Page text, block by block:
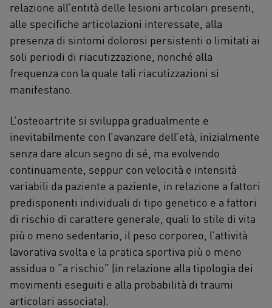
relazione all’entità delle lesioni articolari presenti,
alle specifiche articolazioni interessate, alla
presenza di sintomi dolorosi persistenti o limitati ai
soli periodi di riacutizzazione, nonché alla
frequenza con la quale tali riacutizzazioni si
manifestano.
L’osteoartrite si sviluppa gradualmente e
inevitabilmente con l’avanzare dell’età, inizialmente
senza dare alcun segno di sé, ma evolvendo
continuamente, seppur con velocità e intensità
variabili da paziente a paziente, in relazione a fattori
predisponenti individuali di tipo genetico e a fattori
di rischio di carattere generale, quali lo stile di vita
più o meno sedentario, il peso corporeo, l’attività
lavorativa svolta e la pratica sportiva più o meno
assidua o “a rischio” (in relazione alla tipologia dei
movimenti eseguiti e alla probabilità di traumi
articolari associata).